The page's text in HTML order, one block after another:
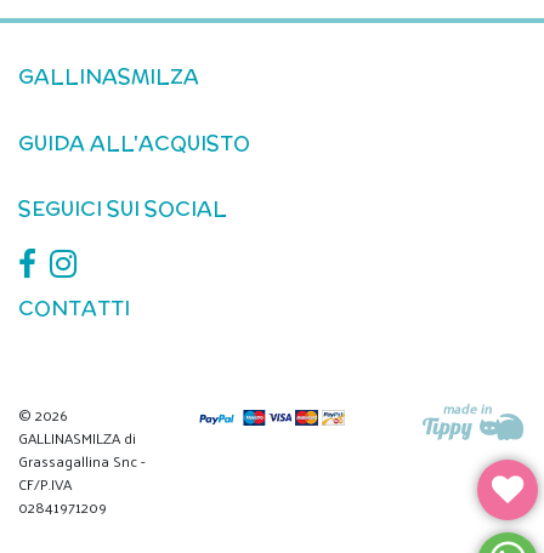
GALLINASMILZA
GUIDA ALL'ACQUISTO
SEGUICI SUI SOCIAL
CONTATTI
© 2026
GALLINASMILZA di
Grassagallina Snc -
CF/P.IVA
02841971209